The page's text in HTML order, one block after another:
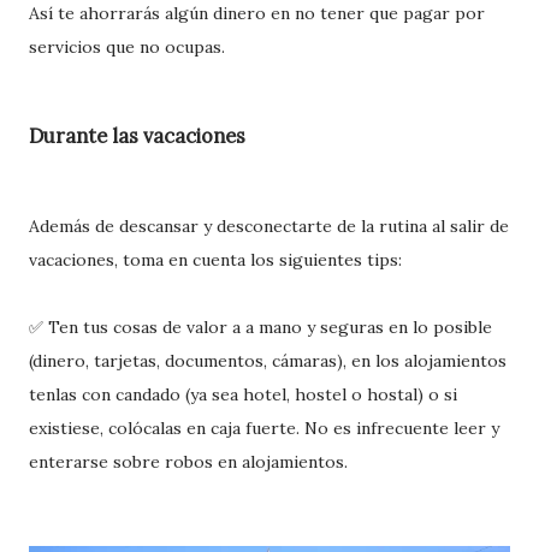
Así te ahorrarás algún dinero en no tener que pagar por
servicios que no ocupas.
Durante las vacaciones
Además de descansar y desconectarte de la rutina al salir de
vacaciones, toma en cuenta los siguientes tips:
✅ Ten tus cosas de valor a a mano y seguras en lo posible
(dinero, tarjetas, documentos, cámaras), en los alojamientos
tenlas con candado (ya sea hotel, hostel o hostal) o si
existiese, colócalas en caja fuerte. No es infrecuente leer y
enterarse sobre robos en alojamientos.